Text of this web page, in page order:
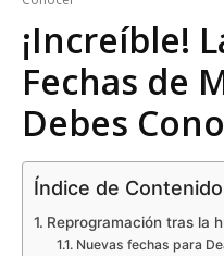
¡Increíble!
Fechas de
Debes
Índice de Contenido
Reprogramación tras la
Nuevas fechas para